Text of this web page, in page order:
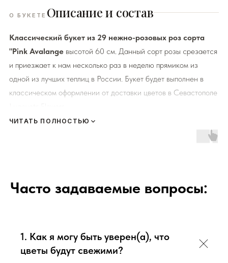
О БУКЕТЕ Описание и состав
Классический букет из 29 нежно-розовых роз сорта
"Pink Avalange высотой 60 см. Данный сорт розы срезается
и приезжает к нам несколько раз в неделю прямиком из
одной из лучших теплиц в России. Букет будет выполнен в
классическом оформлении от доставки цветов в Севастополе
наличии на момент нужной даты доставки. Заказывая
определенный букет - Вы передаете нам ваши пожелания по
виду букета (Приблизительному размеру букета, цветовой
ЧИТАТЬ ПОЛНОСТЬЮ
Часто задаваемые вопросы:
1. Как я могу быть уверен(а), что
цветы будут свежими?